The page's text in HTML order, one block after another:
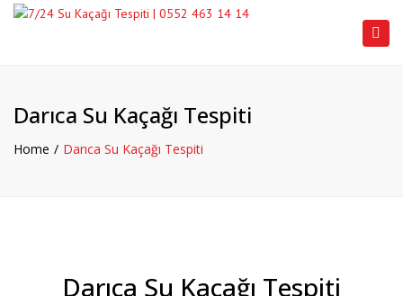
Darıca Su Kaçağı Tespiti
Home Darıca Su Kaçağı Tespiti
Darıca Su Kaçağı Tespiti